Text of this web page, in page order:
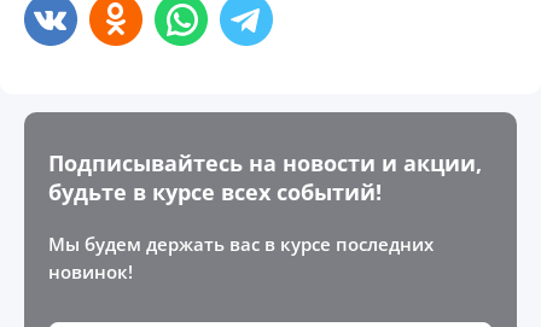
Подписывайтесь на новости и акции,
будьте в курсе всех событий!
Мы будем держать вас в курсе последних
новинок!